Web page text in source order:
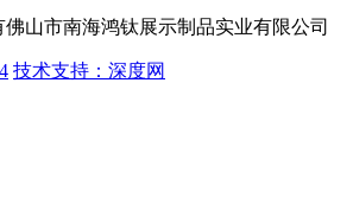
山市南海鸿钛展示制品实业有限公司
技术支持：深度网